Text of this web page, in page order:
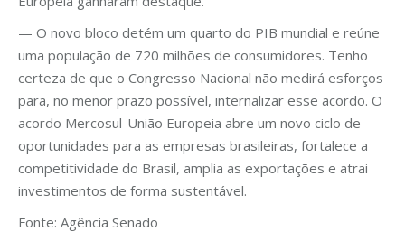
— O novo bloco detém um quarto do PIB mundial e reúne
uma população de 720 milhões de consumidores. Tenho
certeza de que o Congresso Nacional não medirá esforços
para, no menor prazo possível, internalizar esse acordo. O
acordo Mercosul-União Europeia abre um novo ciclo de
oportunidades para as empresas brasileiras, fortalece a
competitividade do Brasil, amplia as exportações e atrai
investimentos de forma sustentável.
Fonte: Agência Senado